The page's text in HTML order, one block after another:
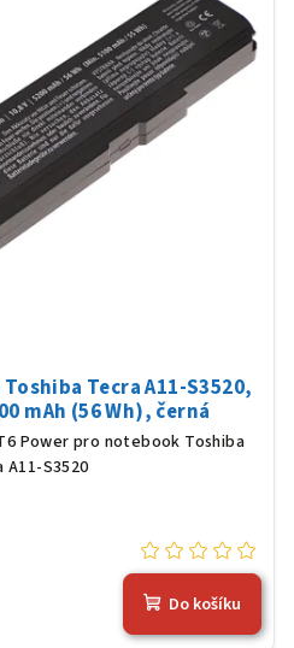
Tecra A11-S3520,
mAh (56 Wh), černá
Power pro notebook Toshiba
A11-S3520
Do košíku